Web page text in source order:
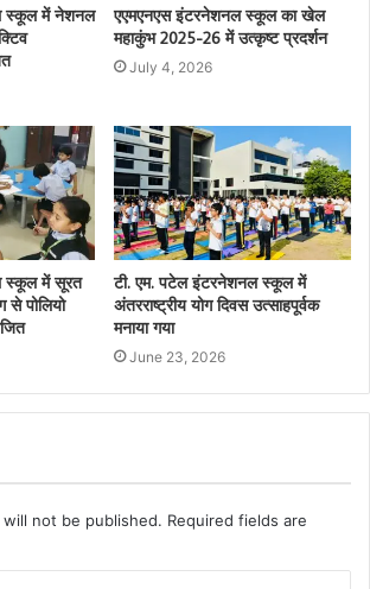
स्कूल में नेशनल
एएमएनएस इंटरनेशनल स्कूल का खेल
महाकुंभ 2025-26 में उत्कृष्ट प्रदर्शन
July 4, 2026
स्कूल में सूरत
से पोलियो
टी. एम. पटेल इंटरनेशनल स्कूल में
अंतरराष्ट्रीय योग दिवस उत्साहपूर्वक
मनाया गया
June 23, 2026
not be published. Required fields are